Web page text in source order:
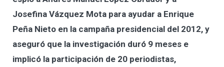
Josefina Vázquez Mota para ayudar a Enrique
Peña Nieto en la campaña presidencial del 2012, y
aseguró que la investigación duró 9 meses e
implicó la participación de 20 periodistas,